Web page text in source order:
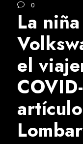
0
La
el